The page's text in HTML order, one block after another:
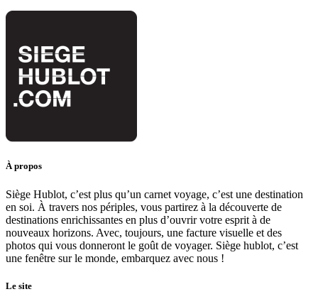
À propos
Siège Hublot, c’est plus qu’un carnet voyage, c’est une destination
en soi. À travers nos périples, vous partirez à la découverte de
destinations enrichissantes en plus d’ouvrir votre esprit à de
nouveaux horizons. Avec, toujours, une facture visuelle et des
photos qui vous donneront le goût de voyager. Siège hublot, c’est
une fenêtre sur le monde, embarquez avec nous !
Le site